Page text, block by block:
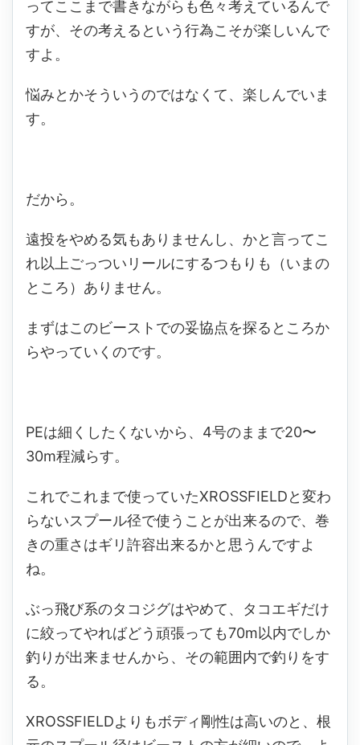
ってここまで書きながらも色々考えているんで
すが、その考えるという行為こそが楽しいんで
すよ。
悩みとかそういうのではなくて、楽しんでいま
す。
だから。
遠投をやめる気もありませんし、かと言ってこ
れ以上ごっついリールにするつもりも（いまの
ところ）ありません。
まずはこのビーストでの妥協点を探るところか
らやっていくのです。
PEは細くしたくないから、4号のままで20〜
30m程減らす。
これでこれまで使っていたXROSSFIELDと変わ
らないスプール径で使うことが出来るので、巻
きの重さはギリ許容出来るかと思うんですよ
ね。
ぶっ飛び系のタコジグはやめて、タコエギだけ
に絞ってやればどう頑張っても70m以内でしか
釣りが出来ませんから、その範囲内で釣りをす
る。
XROSSFIELDよりもボディ剛性は高いのと、根